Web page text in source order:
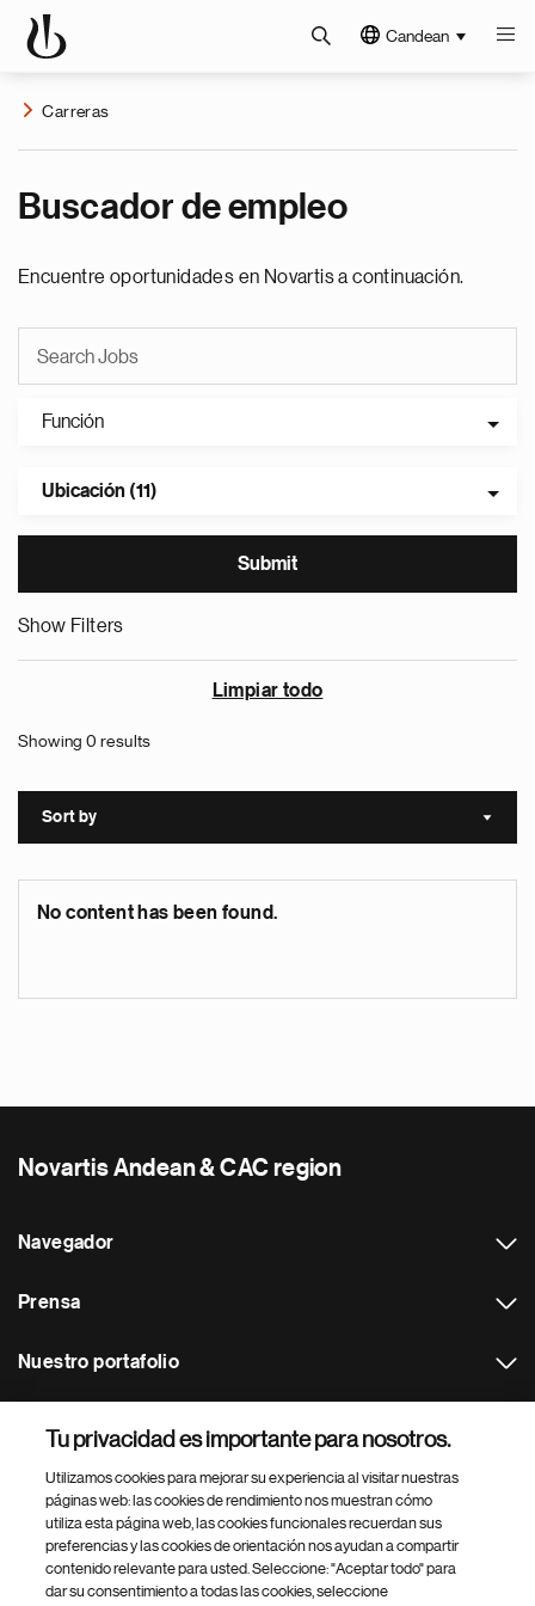
Candean
Carreras
Buscador de empleo
Encuentre oportunidades en Novartis a continuación.
Función
Ubicación (11)
Show Filters
Limpiar todo
Showing 0 results
Sort by Sort
No content has been found.
Novartis Andean & CAC region
Navegador
Prensa
Nuestro portafolio
Footer Site Search
Tu privacidad es importante para nosotros.
Utilizamos cookies para mejorar su experiencia al visitar nuestras
páginas web: las cookies de rendimiento nos muestran cómo
utiliza esta página web, las cookies funcionales recuerdan sus
preferencias y las cookies de orientación nos ayudan a compartir
contenido relevante para usted. Seleccione: "Aceptar todo" para
dar su consentimiento a todas las cookies, seleccione